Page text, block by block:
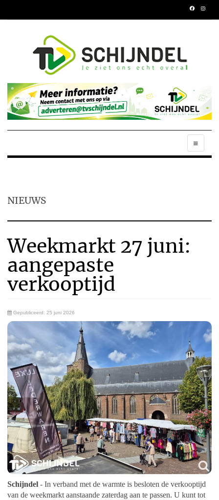
NIEUWS
Weekmarkt 27 juni:
aangepaste
verkooptijd
Gepubliceerd: 25 juni 2026
Schijndel - In verband met de warmte is besloten de verkooptijd
van de weekmarkt aanstaande zaterdag aan te passen. U kunt tot